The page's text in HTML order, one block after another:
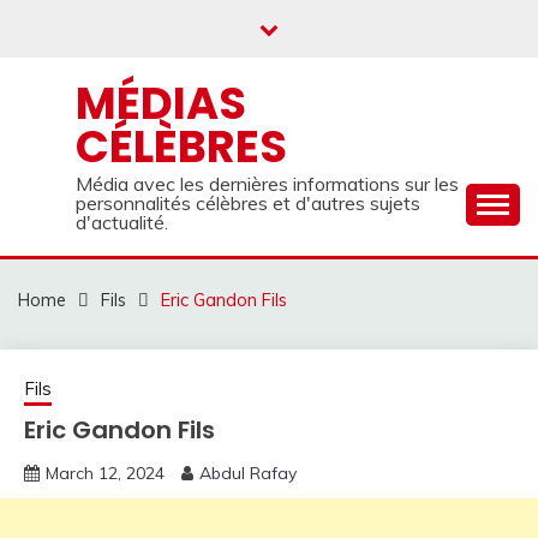
MÉDIAS
CÉLÈBRES
Média avec les dernières informations sur les
personnalités célèbres et d'autres sujets
d'actualité.
Home Fils Eric Gandon Fils
Fils
Eric Gandon Fils
March 12, 2024 Abdul Rafay